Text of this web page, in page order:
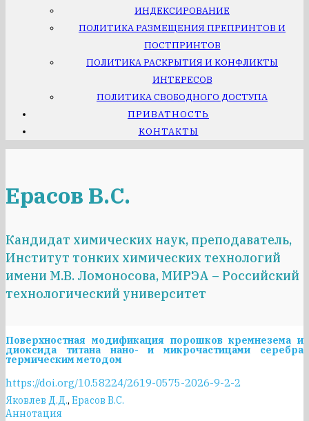
ИНДЕКСИРОВАНИЕ
ПОЛИТИКА РАЗМЕЩЕНИЯ ПРЕПРИНТОВ И
ПОСТПРИНТОВ
ПОЛИТИКА РАСКРЫТИЯ И КОНФЛИКТЫ
ИНТЕРЕСОВ
ПОЛИТИКА СВОБОДНОГО ДОСТУПА
ПРИВАТНОСТЬ
КОНТАКТЫ
Ерасов В.С.
Кандидат химических наук, преподаватель,
Институт тонких химических технологий
имени М.В. Ломоносова, МИРЭА – Российский
технологический университет
Поверхностная модификация порошков кремнезема и
диоксида титана нано- и микрочастицами серебра
термическим методом
https://doi.org/10.58224/2619-0575-2026-9-2-2
Яковлев Д.Д., Ерасов В.С.
Аннотация